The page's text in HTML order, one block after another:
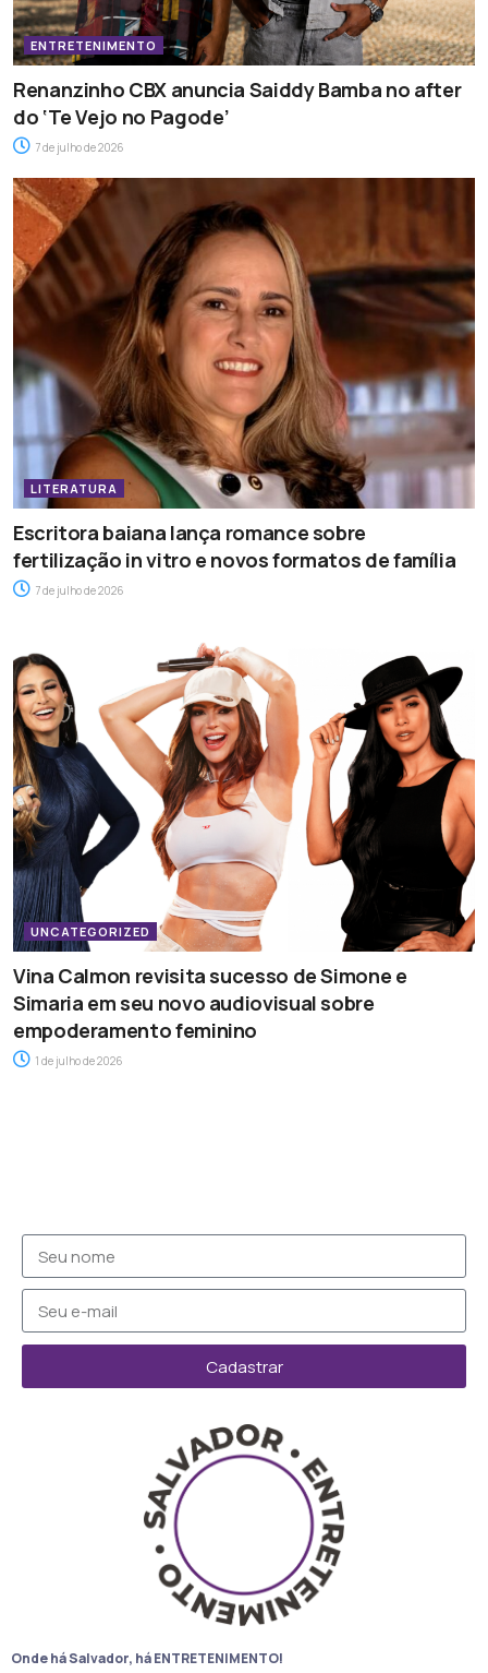
ENTRETENIMENTO
Renanzinho CBX anuncia Saiddy Bamba no after
do ‘Te Vejo no Pagode’
7 de julho de 2026
LITERATURA
Escritora baiana lança romance sobre
fertilização in vitro e novos formatos de família
7 de julho de 2026
UNCATEGORIZED
Vina Calmon revisita sucesso de Simone e
Simaria em seu novo audiovisual sobre
empoderamento feminino
1 de julho de 2026
Cadastrar
Onde há Salvador, há ENTRETENIMENTO!